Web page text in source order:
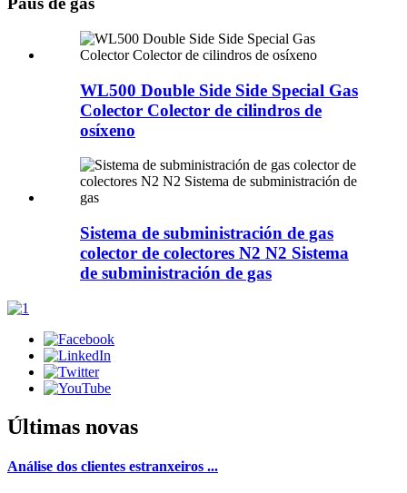
WL500 Double Side Side Special Gas
Colector Colector de cilindros de
osíxeno
Sistema de subministración de gas
colector de colectores N2 N2 Sistema
de subministración de gas
Últimas novas
Análise dos clientes estranxeiros ...